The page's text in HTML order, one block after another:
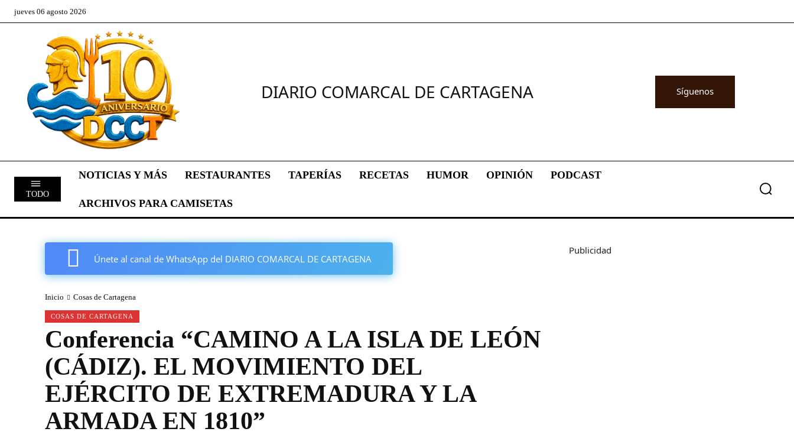
jueves 06 agosto 2026
DIARIO COMARCAL DE CARTAGENA Síguenos
TODO
NOTICIAS Y MÁS RESTAURANTES TAPERÍAS RECETAS HUMOR OPINIÓN PODCAST
ARCHIVOS PARA CAMISETAS
Únete al canal de WhatsApp del DIARIO COMARCAL DE CARTAGENA
Inicio Cosas de Cartagena
COSAS DE CARTAGENA
Conferencia “CAMINO A LA ISLA DE LEÓN
(CÁDIZ). EL MOVIMIENTO DEL
EJÉRCITO DE EXTREMADURA Y LA
ARMADA EN 1810”
Publicidad